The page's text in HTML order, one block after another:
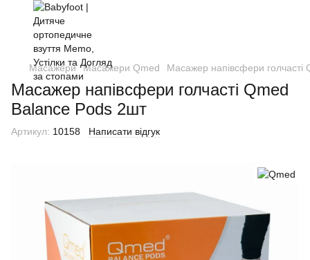
Масажери Масажери Qmed Масажер напівсфери
Масажер напівсфери голчасті Qmed
Balance Pods 2шт
Артикул: 10158 Написати відгук